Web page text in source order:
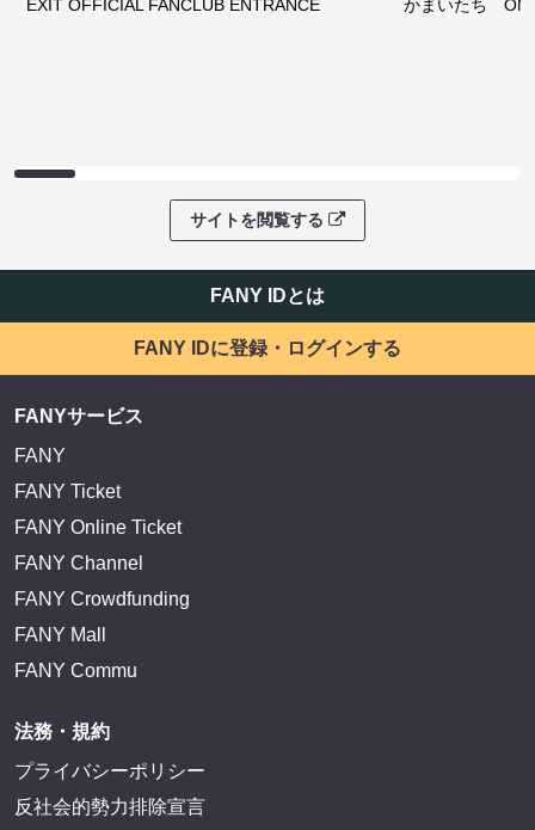
EXIT OFFICIAL FANCLUB ENTRANCE かまいたち
サイトを閲覧する
FANY IDとは
FANY IDに登録・ログインする
FANYサービス
FANY
FANY Ticket
FANY Online Ticket
FANY Channel
FANY Crowdfunding
FANY Mall
FANY Commu
法務・規約
プライバシーポリシー
反社会的勢力排除宣言